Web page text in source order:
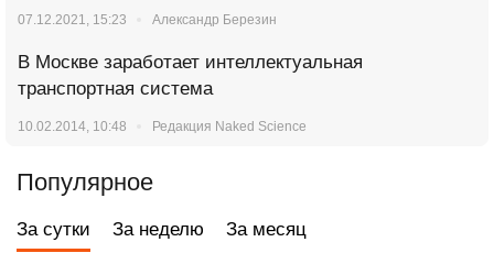
07.12.2021, 15:23 Александр Березин
В Москве заработает интеллектуальная
транспортная система
10.02.2014, 10:48 Редакция Naked Science
Популярное
За сутки За неделю За месяц